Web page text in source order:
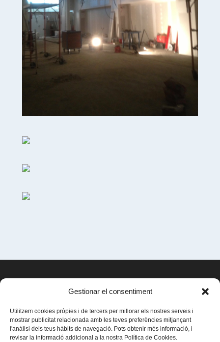
Gestionar el consentiment
Utilitzem cookies pròpies i de tercers per millorar els nostres serveis i
mostrar publicitat relacionada amb les teves preferències mitjançant
l'anàlisi dels teus hàbits de navegació. Pots obtenir més informació, i
revisar la informació addicional a la nostra Política de Cookies.
08904, Hospitalet de Llobregat